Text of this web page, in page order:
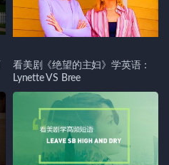
看美剧《绝望的主妇》学英语：
Lynette VS Bree